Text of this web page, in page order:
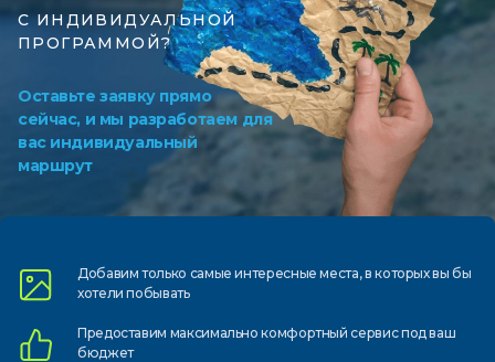
С ИНДИВИДУАЛЬНОЙ
ПРОГРАММОЙ?
Оставьте заявку прямо
сейчас, и мы разработаем для
вас индивидуальный
маршрут
Добавим только самыеинтересные места, в которыхвы бы
хотели побывать
Предоставим максимально комфортныйсервис под ваш
бюджет